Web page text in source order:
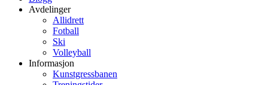
Avdelinger
Allidrett
Fotball
Ski
Volleyball
Informasjon
Kunstgressbanen